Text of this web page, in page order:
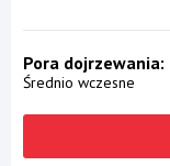
Pora dojrzewania
Średnio wczesne